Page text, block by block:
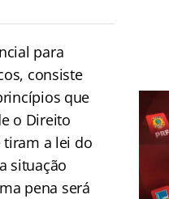
para
consiste
que
o Direito
tiram a lei do
situação
pena será